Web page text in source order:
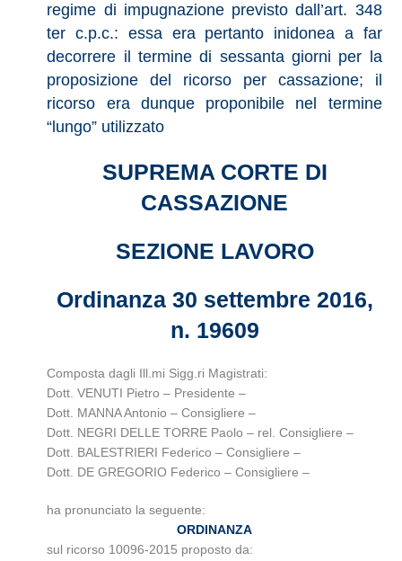
regime di impugnazione previsto dall’art. 348
ter c.p.c.: essa era pertanto inidonea a far
decorrere il termine di sessanta giorni per la
proposizione del ricorso per cassazione; il
ricorso era dunque proponibile nel termine
“lungo” utilizzato
SUPREMA CORTE DI
CASSAZIONE
SEZIONE LAVORO
Ordinanza 30 settembre 2016,
n. 19609
Composta dagli Ill.mi Sigg.ri Magistrati:
Dott. VENUTI Pietro – Presidente –
Dott. MANNA Antonio – Consigliere –
Dott. NEGRI DELLE TORRE Paolo – rel. Consigliere –
Dott. BALESTRIERI Federico – Consigliere –
Dott. DE GREGORIO Federico – Consigliere –
ha pronunciato la seguente:
ORDINANZA
sul ricorso 10096-2015 proposto da: